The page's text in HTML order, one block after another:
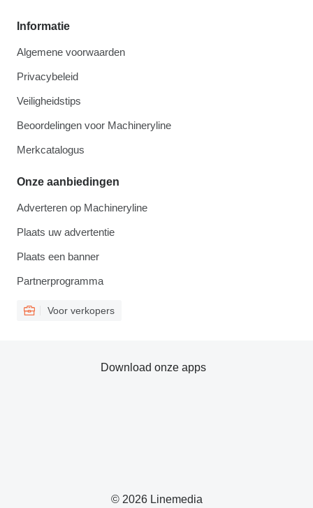
Informatie
Algemene voorwaarden
Privacybeleid
Veiligheidstips
Beoordelingen voor Machineryline
Merkcatalogus
Onze aanbiedingen
Adverteren op Machineryline
Plaats uw advertentie
Plaats een banner
Partnerprogramma
Voor verkopers
© 2026 Linemedia
Download onze apps